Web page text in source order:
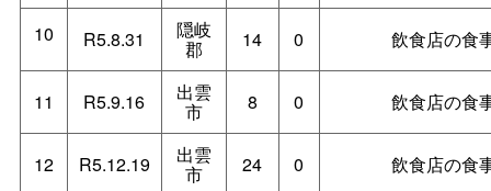
10 R5.8.31 隠岐
郡 14 0 飲食店の食
11 R5.9.16 出雲
市 8 0 飲食店の食
12 R5.12.19 出雲
市 24 0 飲食店の食